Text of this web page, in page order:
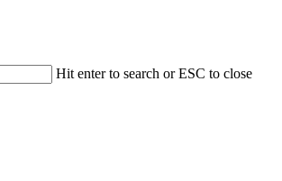
Hit enter to search or ESC to close